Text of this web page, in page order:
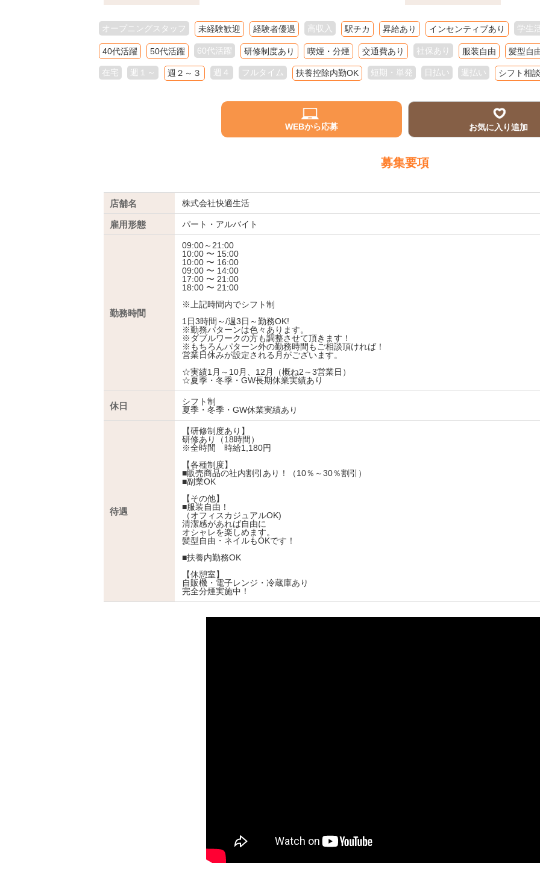
オープニングスタッフ 未経験歓迎 経験者優遇 高収入 駅チカ 昇給あり インセンティブあり 学生
40代活躍 50代活躍 60代活躍 研修制度あり 喫煙・分煙 交通費あり 社保あり 服装自由 髪型自
在宅 週１～ 週２～３ 週４ フルタイム 扶養控除内勤OK 短期・単発 日払い 週払い シフト相
WEBから応募 お気に入り追加
募集要項
店舗名 株式会社快適生活
雇用形態 パート・アルバイト
勤務時間
09:00～21:00
10:00 〜 15:00
10:00 〜 16:00
09:00 〜 14:00
17:00 〜 21:00
18:00 〜 21:00
※上記時間内でシフト制
1日3時間～/週3日～勤務OK!
※勤務パターンは色々あります。
※ダブルワークの方も調整させて頂きます！
※もちろんパターン外の勤務時間もご相談頂ければ！
営業日休みが設定される月がございます。
☆実績1月～10月、12月（概ね2～3営業日）
☆夏季・冬季・GW長期休業実績あり
休日
シフト制
夏季・冬季・GW休業実績あり
待遇
【研修制度あり】
研修あり（18時間）
※全時間 時給1,180円
【各種制度】
■販売商品の社内割引あり！（10％～30％割引）
■副業OK
【その他】
■服装自由！
（オフィスカジュアルOK)
清潔感があれば自由に
オシャレを楽しめます。
髪型自由・ネイルもOKです！
■扶養内勤務OK
【休憩室】
自販機・電子レンジ・冷蔵庫あり
完全分煙実施中！